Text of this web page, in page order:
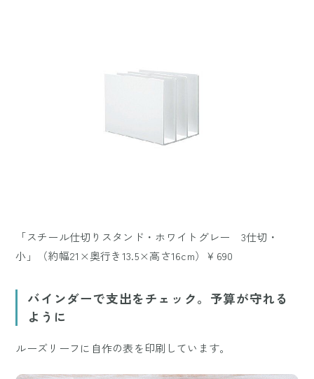
「スチール仕切りスタンド・ホワイトグレー 3仕切・
小」（約幅21×奥行き13.5×高さ16cm）￥690
バインダーで支出をチェック。予算が守れる
ように
ルーズリーフに自作の表を印刷しています。